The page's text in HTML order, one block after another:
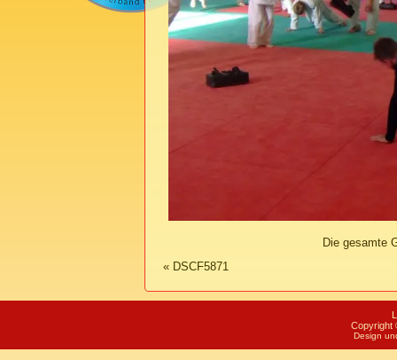
Die gesamte
« DSCF5871
Copyright
Design